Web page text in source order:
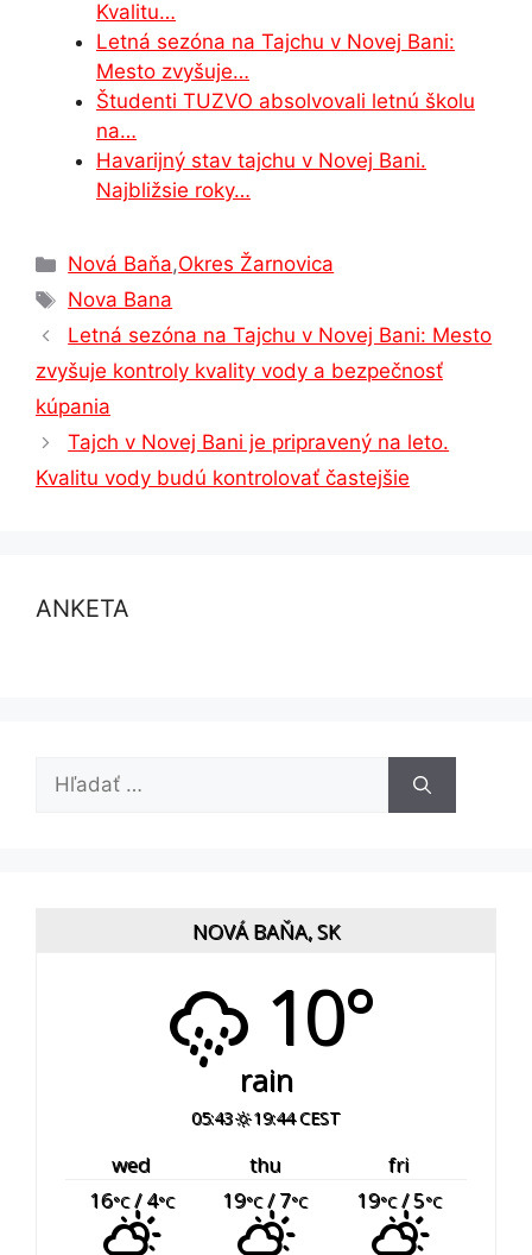
Kvalitu…
Letná sezóna na Tajchu v Novej Bani:
Mesto zvyšuje…
Študenti TUZVO absolvovali letnú školu
na…
Havarijný stav tajchu v Novej Bani.
Najbližsie roky…
Kategórie
Nová Baňa,Okres Žarnovica
Značky
Nova Bana
Letná sezóna na Tajchu v Novej Bani: Mesto
zvyšuje kontroly kvality vody a bezpečnosť
kúpania
Tajch v Novej Bani je pripravený na leto.
Kvalitu vody budú kontrolovať častejšie
ANKETA
Hľadať:
NOVÁ BAŇA, SK
10°
rain
05:43 19:44 CEST
wed thu
fri
16°C/ 4°C 19°C/ 7°C 19°C/ 5°C